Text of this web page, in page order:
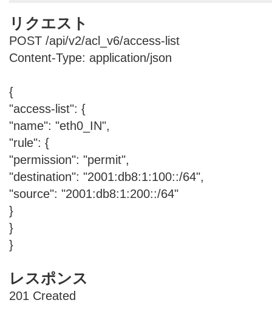
リクエスト
POST /api/v2/acl_v6/access-list
Content-Type: application/json
{
"access-list": {
"name": "eth0_IN",
"rule": {
"permission": "permit",
"destination": "2001:db8:1:100::/64",
"source": "2001:db8:1:200::/64"
}
}
}
レスポンス
201 Created